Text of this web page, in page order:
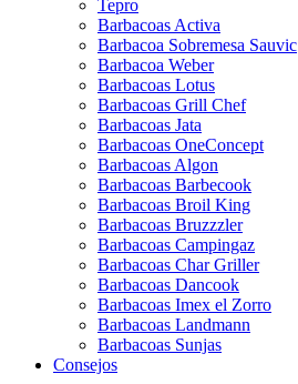
Tepro
Barbacoas Activa
Barbacoa Sobremesa Sauvic
Barbacoa Weber
Barbacoas Lotus
Barbacoas Grill Chef
Barbacoas Jata
Barbacoas OneConcept
Barbacoas Algon
Barbacoas Barbecook
Barbacoas Broil King
Barbacoas Bruzzzler
Barbacoas Campingaz
Barbacoas Char Griller
Barbacoas Dancook
Barbacoas Imex el Zorro
Barbacoas Landmann
Barbacoas Sunjas
Consejos